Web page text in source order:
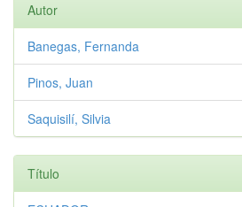
Autor
Banegas, Fernanda
Pinos, Juan
Saquisilí, Silvia
Título